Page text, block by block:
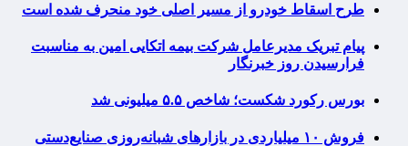
طرح اسقاط خودرو از مسیر اصلی خود منحرف شده است
پیام تبریک مدیرعامل شرکت بیمه اتکایی امین به مناسبت
فرارسیدن روز خبرنگار
بورس رکورد شکست؛ شاخص ۵.۵ میلیونی شد
فروش ۱۰ میلیاردی در بازارهای شبانه‌روزی صنایع‌دستی